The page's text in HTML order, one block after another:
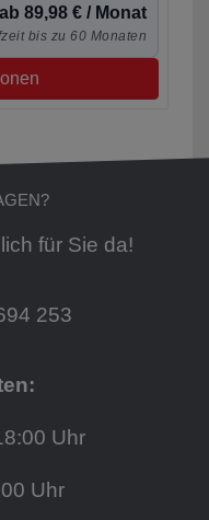
ab 89,98 € / Monat
bis zu 60 Monaten
für Sie da!
253
Uhr
Uhr